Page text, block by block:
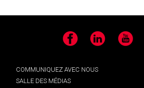
Facebook LinkedIn YouTube
COMMUNIQUEZ AVEC NOUS
SALLE DES MÉDIAS